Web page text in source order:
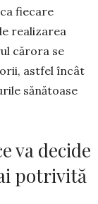
fiecare
realizarea
cărora se
astfel încât
să­nă­toase
va decide
potrivită